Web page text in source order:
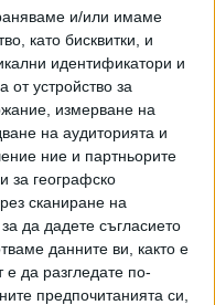
и/или имаме
като бисквитки, и
идентификатори и
устройство за
измерване на
на аудиторията и
ние и партньорите
за географско
сканиране на
да дадете съгласието
данните ви, както е
да разгледате по-
предпочитанията си,
Разгледай всички
с фентанилови сълзи